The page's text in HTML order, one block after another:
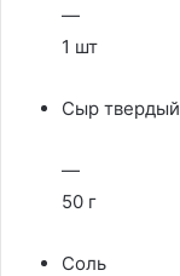
—
1 шт
Сыр твердый
—
50 г
Соль